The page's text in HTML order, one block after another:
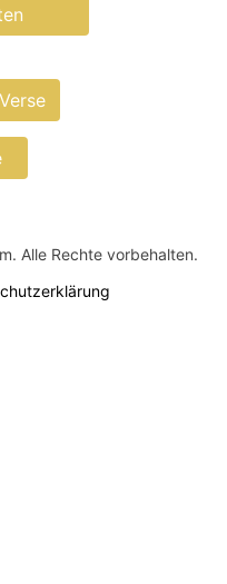
Alle Rechte vorbehalten.